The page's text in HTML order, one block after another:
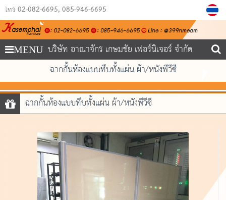
โทร 02-082-6695 085-946-6695
MENU บริษัท อาณาจักร เกษมชัย เฟอร์นิเจอร์ จำกัด
ฉากกั้นห้องแบบทึบทั้งแผ่น ผ้า/หนังพีวีซี
ฉากกั้นห้องแบบทึบทั้งแผ่น ผ้า/หนังพีวีซี